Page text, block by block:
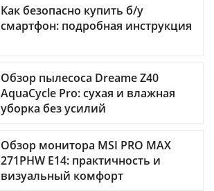
Как безопасно купить б/у
смартфон: подробная инструкция
Обзор пылесоса Dreame Z40
AquaCycle Pro: сухая и влажная
уборка без усилий
Обзор монитора MSI PRO MAX
271PHW E14: практичность и
визуальный комфорт